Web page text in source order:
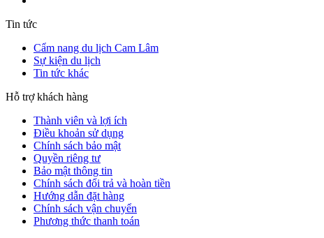
Tin tức
Cẩm nang du lịch Cam Lâm
Sự kiện du lịch
Tin tức khác
Hỗ trợ khách hàng
Thành viên và lợi ích
Điều khoản sử dụng
Chính sách bảo mật
Quyền riêng tư
Bảo mật thông tin
Chính sách đổi trả và hoàn tiền
Hướng dẫn đặt hàng
Chính sách vận chuyển
Phương thức thanh toán